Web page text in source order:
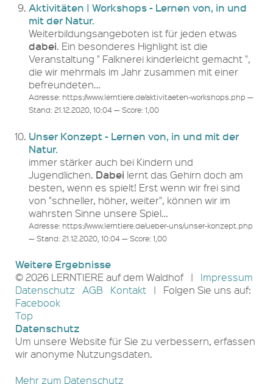
Aktivitäten | Workshops - Lernen von, in und
mit der Natur.
Weiterbildungsangeboten ist für jeden etwas
dabei. Ein besonderes Highlight ist die
Veranstaltung " Falknerei kinderleicht gemacht ",
die wir mehrmals im Jahr zusammen mit einer
befreundeten…
Adresse: https://www.lerntiere.de/aktivitaeten-workshops.php —
Stand: 21.12.2020, 10:04 — Score: 1,00
Unser Konzept - Lernen von, in und mit der
Natur.
immer stärker auch bei Kindern und
Jugendlichen. Dabei lernt das Gehirn doch am
besten, wenn es spielt! Erst wenn wir frei sind
von "schneller, höher, weiter", können wir im
wahrsten Sinne unsere Spiel…
Adresse: https://www.lerntiere.de/ueber-uns/unser-konzept.php
— Stand: 21.12.2020, 10:04 — Score: 1,00
Weitere Ergebnisse
© 2026 LERNTIERE auf dem Waldhof | Impressum
Datenschutz
AGB Kontakt
| Folgen Sie uns auf:
Facebook
Top
Datenschutz
Um unsere Website für Sie zu verbessern, erfassen
wir anonyme Nutzungsdaten.
Mehr zum Datenschutz